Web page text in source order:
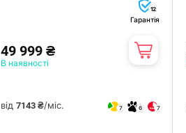
12
Гарантія
49 999 ₴
В наявності
від7143 ₴/міс. 7 6 7